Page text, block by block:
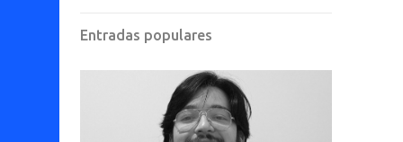
Entradas populares